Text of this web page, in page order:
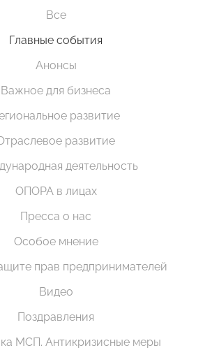
Все
Главные события
Анонсы
Важное для бизнеса
развитие
развитие
деятельность
ОПОРА в лицах
Пресса о нас
Особое мнение
прав предпринимателей
Видео
Поздравления
МСП. Антикризисные меры